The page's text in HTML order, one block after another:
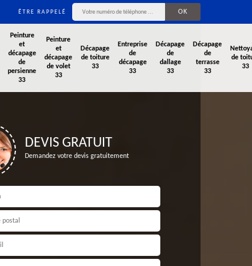
ÊTRE RAPPELÉ
Peinture
et
décapage
de
persienne
33
Peinture
et
décapage
de volet
33
Décapage
de toiture
33
Entreprise
de
décapage
33
Décapage
de
dallage
33
Décapage
de
terrasse
33
de
33
DEVIS GRATUIT
Demandez votre devis gratuitement